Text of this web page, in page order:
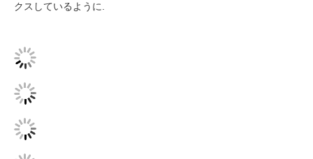
クスしているように.